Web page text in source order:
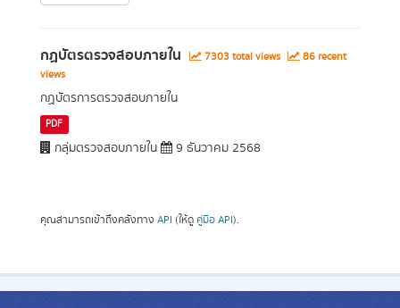
กฏบัตรตรวจสอบภายใน 7303 total views
86 recent
views
กฏบัตรการตรวจสอบภายใน
PDF
กลุ่มตรวจสอบภายใน 9 ธันวาคม 2568
คุณสามารถเข้าถึงคลังทาง API (ให้ดู คู่มือ API).